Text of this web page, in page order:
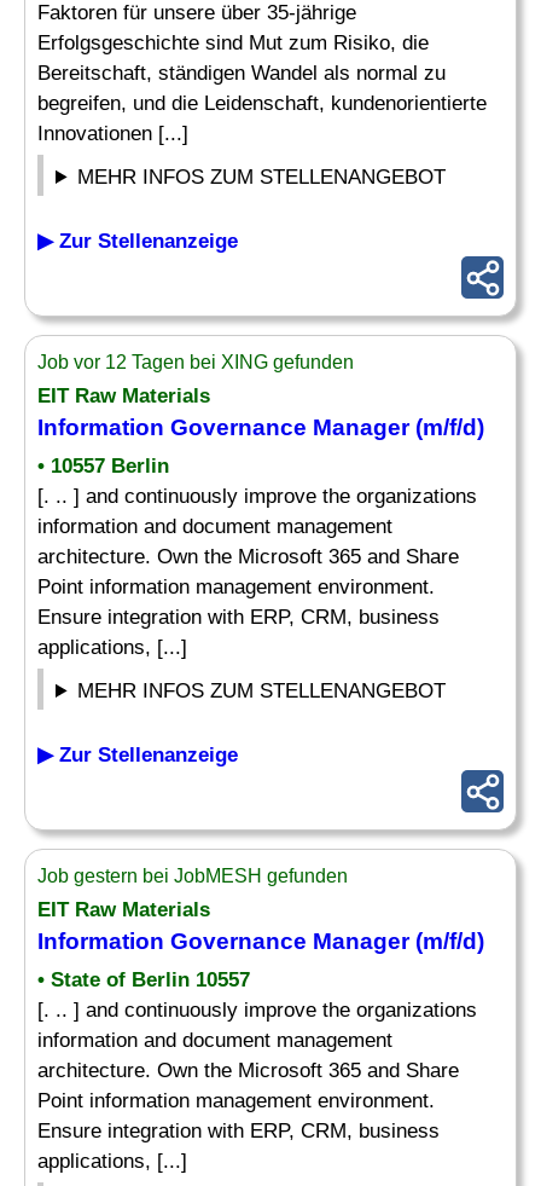
Faktoren für unsere über 35-jährige
Erfolgsgeschichte sind Mut zum Risiko, die
Bereitschaft, ständigen Wandel als normal zu
begreifen, und die Leidenschaft, kundenorientierte
Innovationen [...]
MEHR INFOS ZUM STELLENANGEBOT
▶ Zur Stellenanzeige
Job vor 12 Tagen bei XING gefunden
EIT Raw Materials
Information Governance Manager (m/f/d)
• 10557 Berlin
[. .. ] and continuously improve the organizations
information and document management
architecture. Own the Microsoft 365 and Share
Point information management environment.
Ensure integration with ERP, CRM, business
applications, [...]
MEHR INFOS ZUM STELLENANGEBOT
▶ Zur Stellenanzeige
Job gestern bei JobMESH gefunden
EIT Raw Materials
Information Governance Manager (m/f/d)
• State of Berlin 10557
[. .. ] and continuously improve the organizations
information and document management
architecture. Own the Microsoft 365 and Share
Point information management environment.
Ensure integration with ERP, CRM, business
applications, [...]